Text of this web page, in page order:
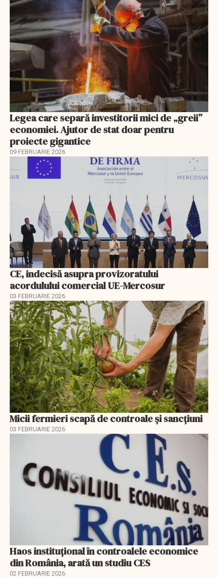
Legea care separă investitorii mici de „greii”
economiei. Ajutor de stat doar pentru
proiecte gigantice
09 FEBRUARIE 2026
CE, indecisă asupra provizoratului
acordulului comercial UE-Mercosur
03 FEBRUARIE 2026
Micii fermieri scapă de controale și sancțiuni
03 FEBRUARIE 2026
Haos instituțional în controalele economice
din România, arată un studiu CES
02 FEBRUARIE 2026